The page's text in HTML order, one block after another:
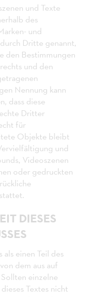
und Texte
des
und
Dritte genannt,
den Bestimmungen
und den
Nennung kann
dass diese
Dritter
für
Objekte bleibt
und
Videoszenen
oder gedruckten
DIESES
als einen Teil des
dem aus auf
einzelne
Textes nicht